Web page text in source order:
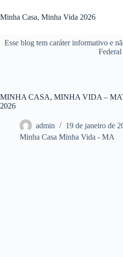
para
o
Minha Casa, Minha Vida 2026
Esse blog tem caráter informativo e
Federal
MINHA CASA, MINHA VIDA –
2026
admin
19 de janeiro de
Minha Casa Minha Vida - MA